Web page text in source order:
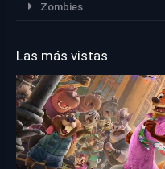
Zombies
Las más vistas